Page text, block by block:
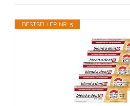
BESTSELLER NR. 5